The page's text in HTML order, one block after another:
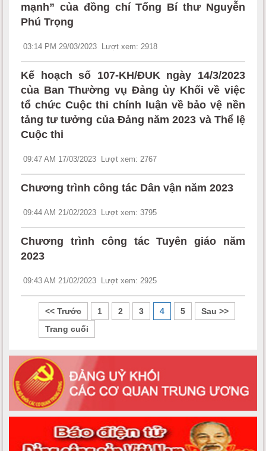
mạnh” của đồng chí Tổng Bí thư Nguyễn
Phú Trọng
03:14 PM 29/03/2023 Lượt xem: 2918
Kế hoạch số 107-KH/ĐUK ngày 14/3/2023
của Ban Thường vụ Đảng ủy Khối về việc
tổ chức Cuộc thi chính luận về bảo vệ nền
tảng tư tưởng của Đảng năm 2023 và Thể lệ
Cuộc thi
09:47 AM 17/03/2023 Lượt xem: 2767
Chương trình công tác Dân vận năm 2023
09:44 AM 21/02/2023 Lượt xem: 3795
Chương trình công tác Tuyên giáo năm
2023
09:43 AM 21/02/2023 Lượt xem: 2925
<< Trước 1 2 3 4 5
Sau >>
Trang cuối